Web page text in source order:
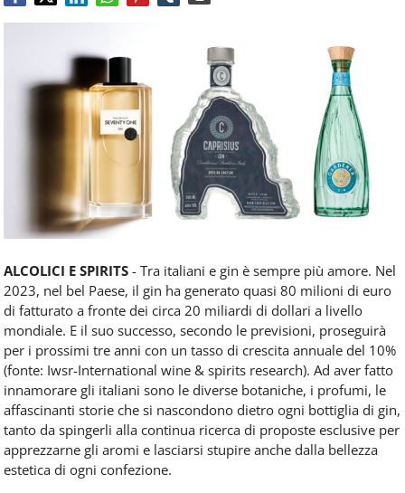
le
ALCOLICI E SPIRITS - Tra italiani e gin è sempre più amore. Nel
2023, nel bel Paese, il gin ha generato quasi 80 milioni di euro
di fatturato a fronte dei circa 20 miliardi di dollari a livello
mondiale. E il suo successo, secondo le previsioni, proseguirà
per i prossimi tre anni con un tasso di crescita annuale del 10%
(fonte: Iwsr-International wine & spirits research). Ad aver fatto
innamorare gli italiani sono le diverse botaniche, i profumi, le
affascinanti storie che si nascondono dietro ogni bottiglia di gin,
tanto da spingerli alla continua ricerca di proposte esclusive per
apprezzarne gli aromi e lasciarsi stupire anche dalla bellezza
estetica di ogni confezione.